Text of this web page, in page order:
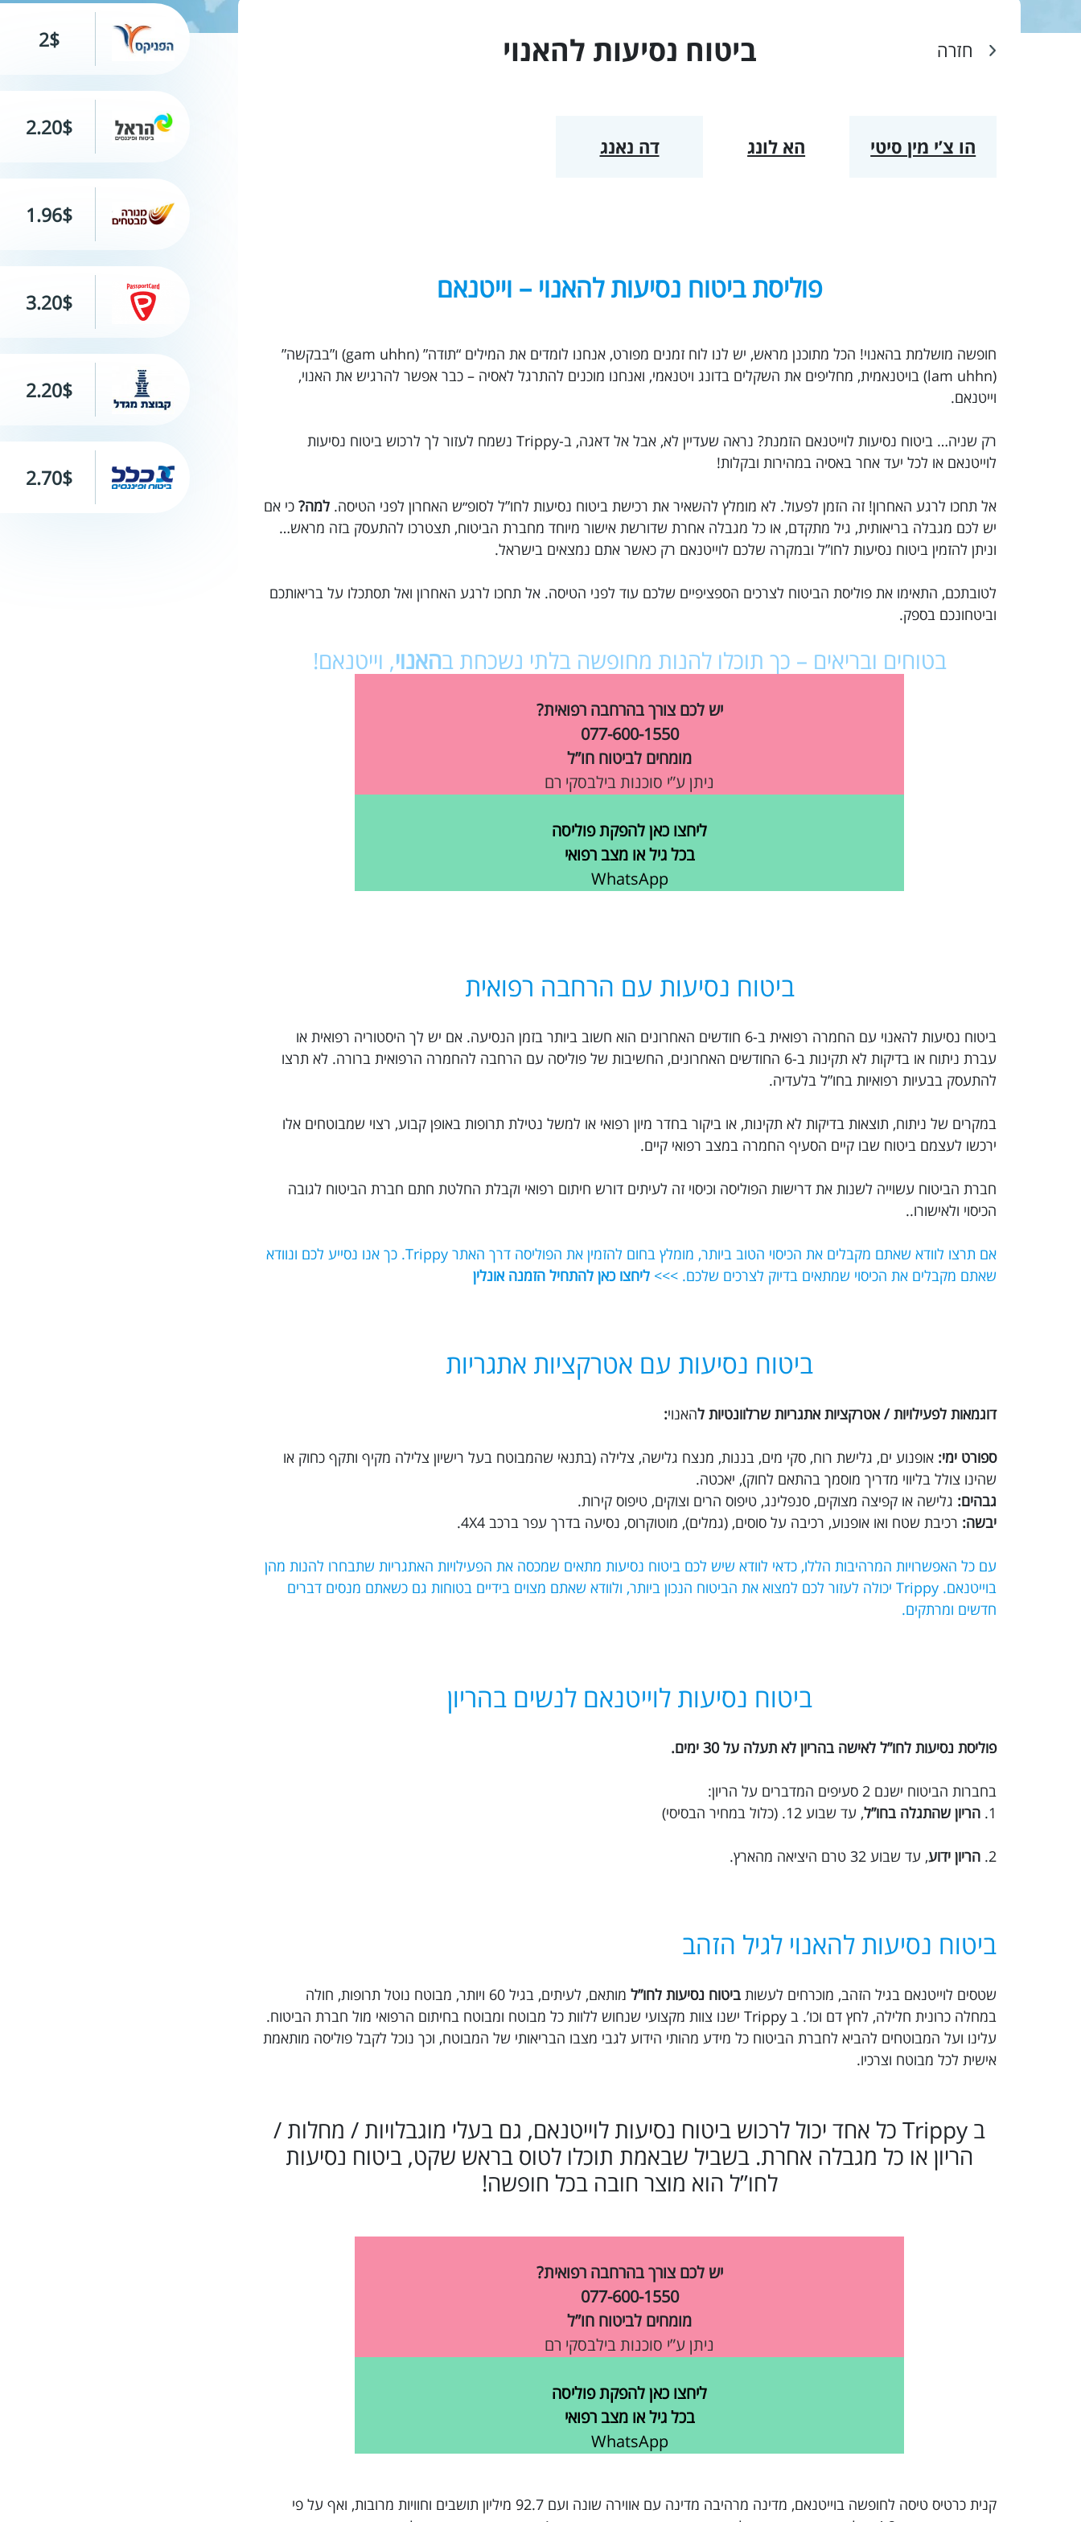
אוסטרליה - הפסיפיק
חזרה ביטוח נסיעות להאנוי
הו צ’י מין סיטי הא לונג דה נאנג
פוליסת ביטוח נסיעות להאנוי – וייטנאם
חופשה מושלמת בהאנוי! הכל מתוכנן מראש, יש לנו לוח זמנים מפורט, אנחנו לומדים את המילים “תודה” (gam uhhn) ו”בבקשה”
(lam uhhn) בויטנאמית, מחליפים את השקלים בדונג ויטנאמי, ואנחנו מוכנים להתרגל לאסיה – כבר אפשר להרגיש את האנוי,
וייטנאם.
רק שניה… ביטוח נסיעות לוייטנאם הזמנת? נראה שעדיין לא, אבל אל דאגה, ב-Trippy נשמח לעזור לך לרכוש ביטוח נסיעות
לוייטנאם או לכל יעד אחר באסיה במהירות ובקלות!
אל תחכו לרגע האחרון! זה הזמן לפעול. לא מומלץ להשאיר את רכישת ביטוח נסיעות לחו”ל לסופ״ש האחרון לפני הטיסה. למה? כי אם
יש לכם מגבלה בריאותית, גיל מתקדם, או כל מגבלה אחרת שדורשת אישור מיוחד מחברת הביטוח, תצטרכו להתעסק בזה מראש…
וניתן להזמין ביטוח נסיעות לחו”ל ובמקרה שלכם לוייטנאם רק כאשר אתם נמצאים בישראל.
לטובתכם, התאימו את פוליסת הביטוח לצרכים הספציפיים שלכם עוד לפני הטיסה. אל תחכו לרגע האחרון ואל תסתכלו על בריאותכם
וביטחונכם בספק.
בטוחים ובריאים – כך תוכלו להנות מחופשה בלתי נשכחת בהאנוי, וייטנאם!
יש לכם צורך בהרחבה רפואית?
077-600-1550
מומחים לביטוח חו”ל
ניתן ע”י סוכנות בילבסקי רם
ליחצו כאן להפקת פוליסה
בכל גיל או מצב רפואי
WhatsApp
ביטוח נסיעות עם הרחבה רפואית
ביטוח נסיעות להאנוי עם החמרה רפואית ב-6 חודשים האחרונים הוא חשוב ביותר בזמן הנסיעה. אם יש לך היסטוריה רפואית או
עברת ניתוח או בדיקות לא תקינות ב-6 החודשים האחרונים, החשיבות של פוליסה עם הרחבה להחמרה הרפואית ברורה. לא תרצו
להתעסק בבעיות רפואיות בחו”ל בלעדיה.
במקרים של ניתוח, תוצאות בדיקות לא תקינות, או ביקור בחדר מיון רפואי או למשל נטילת תרופות באופן קבוע, רצוי שמבוטחים אלו
ירכשו לעצמם ביטוח שבו קיים הסעיף החמרה במצב רפואי קיים.
חברת הביטוח עשוייה לשנות את דרישות הפוליסה וכיסוי זה לעיתים דורש חיתום רפואי וקבלת החלטת חתם חברת הביטוח לגובה
הכיסוי ולאישורו..
אם תרצו לוודא שאתם מקבלים את הכיסוי הטוב ביותר, מומלץ בחום להזמין את הפוליסה דרך האתר Trippy. כך אנו נסייע לכם ונוודא
שאתם מקבלים את הכיסוי שמתאים בדיוק לצרכים שלכם. >>> ליחצו כאן להתחיל הזמנה אונלין
ביטוח נסיעות עם אטרקציות אתגריות
דוגמאות לפעילויות / אטרקציות אתגריות שרלוונטיות להאנוי:
ספורט ימי: אופנוע ים, גלישת רוח, סקי מים, בננות, מנצח גלישה, צלילה (בתנאי שהמבוטח בעל רישיון צלילה מקיף ותקף כחוק או
שהינו צולל בליווי מדריך מוסמך בהתאם לחוק), יאכטה.
גבהים: גלישה או קפיצה מצוקים, סנפלינג, טיפוס הרים וצוקים, טיפוס קירות.
יבשה: רכיבת שטח ואו אופנוע, רכיבה על סוסים, (גמלים), מוטוקרוס, נסיעה בדרך עפר ברכב 4X4.
עם כל האפשרויות המרהיבות הללו, כדאי לוודא שיש לכם ביטוח נסיעות מתאים שמכסה את הפעילויות האתגריות שתבחרו להנות מהן
בוייטנאם. Trippy יכולה לעזור לכם למצוא את הביטוח הנכון ביותר, ולוודא שאתם מצוים בידיים בטוחות גם כשאתם מנסים דברים
חדשים ומרתקים.
ביטוח נסיעות לוייטנאם לנשים בהריון
פוליסת נסיעות לחו”ל לאישה בהריון לא תעלה על 30 ימים.
בחברות הביטוח ישנם 2 סעיפים המדברים על הריון:
1. הריון שהתגלה בחו”ל, עד שבוע 12. (כלול במחיר הבסיסי)
2. הריון ידוע, עד שבוע 32 טרם היציאה מהארץ.
ביטוח נסיעות להאנוי לגיל הזהב
שטסים לוייטנאם בגיל הזהב, מוכרחים לעשות ביטוח נסיעות לחו”ל
מותאם, לעיתים, בגיל 60 ויותר, מבוטח נוטל תרופות, חולה
במחלה כרונית חלילה, לחץ דם וכו’. ב Trippy ישנו צוות מקצועי שנחוש ללוות כל מבוטח ומבוטח בחיתום הרפואי מול חברת הביטוח.
עלינו ועל המבוטחים להביא לחברת הביטוח כל מידע מהותי הידוע לגבי מצבו הבריאותי של המבוטח, וכך נוכל לקבל פוליסה מותאמת
אישית לכל מבוטח וצרכיו.
ב Trippy כל אחד יכול לרכוש ביטוח נסיעות לוייטנאם, גם בעלי מוגבלויות / מחלות /
הריון או כל מגבלה אחרת. בשביל שבאמת תוכלו לטוס בראש שקט, ביטוח נסיעות
לחו”ל הוא מוצר חובה בכל חופשה!
יש לכם צורך בהרחבה רפואית?
077-600-1550
מומחים לביטוח חו”ל
ניתן ע”י סוכנות בילבסקי רם
ליחצו כאן להפקת פוליסה
בכל גיל או מצב רפואי
WhatsApp
קנית כרטיס טיסה לחופשה בוייטנאם, מדינה מרהיבה מדינה עם אווירה שונה ועם 92.7 מיליון תושבים וחוויות מרובות, ואף על פי
2$
2.20$
1.96$
3.20$
2.20$
2.70$